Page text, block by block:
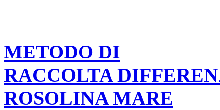
METODO DI
RACCOLTA
ROSOLINA MARE